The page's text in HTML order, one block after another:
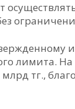
лимита.
тг.,